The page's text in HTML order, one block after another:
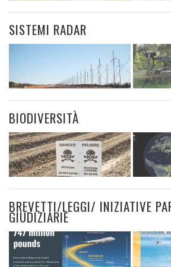
SISTEMI RADAR
BIODIVERSITÀ
BREVETTI/LEGGI/ INIZIATIVE
GIUDIZIARIE